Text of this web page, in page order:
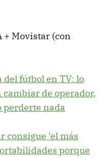
+ Movistar (con
del fútbol en TV: lo
de operador,
perderte nada
consigue 'el más
porque